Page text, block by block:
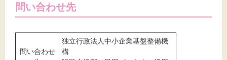
問い合わせ先
問い合わせ
独立行政法人中小企業基盤整備機
構